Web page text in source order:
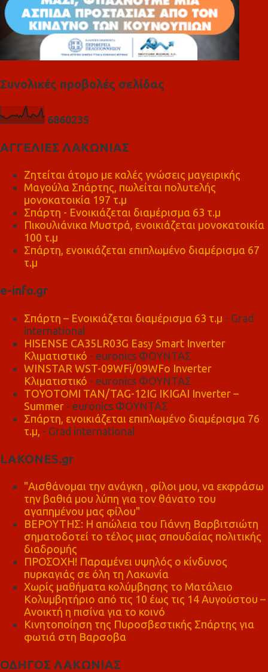
Συνολικές προβολές σελίδας
6860235
ΑΓΓΕΛΙΕΣ ΛΑΚΩΝΙΑΣ
Ζητείται άτομο με καλές γνώσεις μαγειρικής
Μαγούλα Σπάρτης, πωλείται πολυτελής
μονοκατοικία 197 τ.μ
Σπάρτη - Ενοικιάζεται διαμέρισμα 63 τ.μ
Πικουλιάνικα Μυστρά, ενοικιάζεται μονοκατοικία
100 τ.μ
Σπάρτη, ενοικιάζεται επιπλωμένο διαμέρισμα 67
τ.μ
e-info.gr
Σπάρτη – Ενοικιάζεται διαμέρισμα 63 τ.μ - Grad
international
HISENSE CA35LR03G Easy Smart Inverter
Κλιματιστικό - euronics ΦΟΥΝΤΑΣ
WINSTAR WST-09WFi/09WFo Inverter
Κλιματιστικό - euronics ΦΟΥΝΤΑΣ
TOYOTOMI TAN/TAG-12IG IKIGAI Inverter –
Summer - euronics ΦΟΥΝΤΑΣ
Σπάρτη, ενοικιάζεται επιπλωμένο διαμέρισμα 76
τ.μ, - Grad international
LAKONES.gr
"Αισθάνομαι την ανάγκη , φίλοι μου, να εκφράσω
την βαθιά μου λύπη για τον θάνατο του
αγαπημένου μας φίλου"
ΒΕΡΟΥΤΗΣ: Η απώλεια του Γιάννη Βαρβιτσιώτη
σηματοδοτεί το τέλος μιας σπουδαίας πολιτικής
διαδρομής
ΠΡΟΣΟΧΗ! Παραμένει υψηλός ο κίνδυνος
πυρκαγιάς σε όλη τη Λακωνία
Χωρίς μαθήματα κολύμβησης το Ματάλειο
Κολυμβητήριο από τις 10 έως τις 14 Αυγούστου –
Ανοικτή η πισίνα για το κοινό
Κινητοποίηση της Πυροσβεστικής Σπάρτης για
φωτιά στη Βαρσοβα
ΟΔΗΓΟΣ ΛΑΚΩΝΙΑΣ